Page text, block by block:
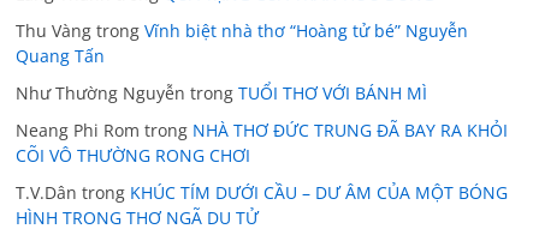
Thu Vàng trongVĩnh biệt nhà thơ “Hoàng tử bé” Nguyễn
Quang Tấn
Như Thường Nguyễn trongTUỔI THƠ VỚI BÁNH MÌ
Neang Phi Rom trong NHÀ THƠ ĐỨC TRUNG ĐÃ BAY RA KHỎI
CÕI VÔ THƯỜNG RONG CHƠI
T.V.Dân trong KHÚC TÍM DƯỚI CẦU – DƯ ÂM CỦA MỘT BÓNG
HÌNH TRONG THƠ NGÃ DU TỬ